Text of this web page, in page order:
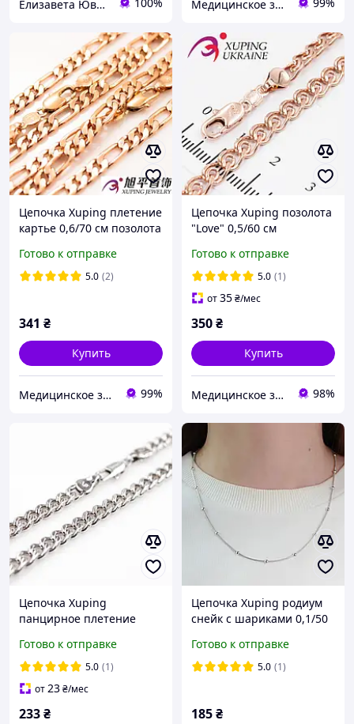
Елизавета Ювелирная бижутерия Медицинское золото Xuping и Бижутерия оптом
Цепочка Xuping плетение
картье 0,6/70 см позолота
Готово к отправке
5.0 (2)
341 ₴
Купить
Медицинское золото Xuping и Бижутерия оптом 99%
Цепочка Xuping позолота
"Love" 0,5/60 см
524358
Готово к отправке
5.0 (1)
от35₴/мес
350₴
Купить
Медицинское золото 98%
Цепочка Xuping
панцирное плетение
Готово к отправке
5.0 (1)
от23₴/мес
233₴
Цепочка Xuping родиум
снейк с шариками 0,1/50
Готово к отправке
5.0 (1)
185₴